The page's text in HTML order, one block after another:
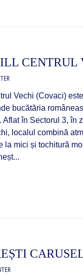
CENTRUL
Vechi (Covaci)
bucătăria
Aflat în Sectorul 3, în
localul combină
la mici și tochitură